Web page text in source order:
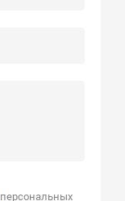
персональных